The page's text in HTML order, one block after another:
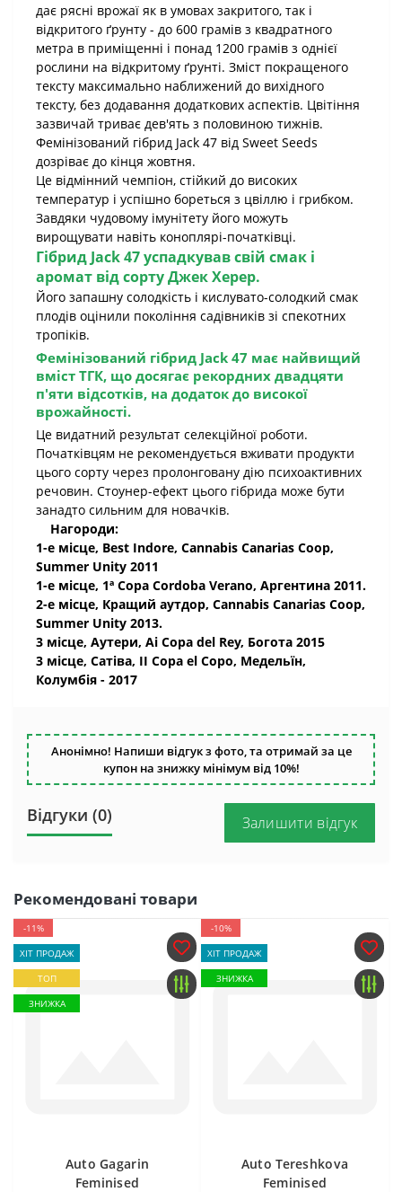
дає рясні врожаї як в умовах закритого, так і
відкритого ґрунту - до 600 грамів з квадратного
метра в приміщенні і понад 1200 грамів з однієї
рослини на відкритому ґрунті. Зміст покращеного
тексту максимально наближений до вихідного
тексту, без додавання додаткових аспектів. Цвітіння
зазвичай триває дев'ять з половиною тижнів.
Фемінізований гібрид Jack 47 від Sweet Seeds
дозріває до кінця жовтня.
Це відмінний чемпіон, стійкий до високих
температур і успішно бореться з цвіллю і грибком.
Завдяки чудовому імунітету його можуть
вирощувати навіть коноплярі-початківці.
Гібрид Jack 47 успадкував свій смак і
аромат від сорту Джек Херер.
Його запашну солодкість і кислувато-солодкий смак
плодів оцінили покоління садівників зі спекотних
тропіків.
Фемінізований гібрид Jack 47 має найвищий
вміст ТГК, що досягає рекордних двадцяти
п'яти відсотків, на додаток до високої
врожайності.
Це видатний результат селекційної роботи.
Початківцям не рекомендується вживати продукти
цього сорту через пролонговану дію психоактивних
речовин. Стоунер-ефект цього гібрида може бути
занадто сильним для новачків.
Нагороди:
1-е місце, Best Indore, Cannabis Canarias Coop,
Summer Unity 2011
1-е місце, 1ª Copa Cordoba Verano, Аргентина 2011.
2-е місце, Кращий аутдор, Cannabis Canarias Coop,
Summer Unity 2013.
3 місце, Аутери, Ai Copa del Rey, Богота 2015
3 місце, Сатіва, II Copa el Copo, Медельїн,
Колумбія - 2017
Анонімно! Напиши відгук з фото, та отримай за це
купон на знижку мінімум від 10%!
Відгуки (0) Залишити відгук
Рекомендовані товари
-11%
ХІТ ПРОДАЖ
ТОП
ЗНИЖКА
Auto Gagarin
Feminised
-10%
ХІТ ПРОДАЖ
ЗНИЖКА
Auto Tereshkova
Feminised